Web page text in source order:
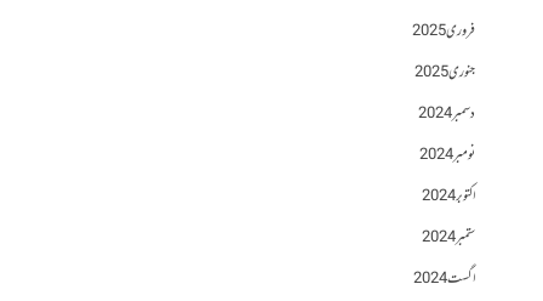
فروری 2025
جنوری 2025
دسمبر 2024
نومبر 2024
اکتوبر 2024
ستمبر 2024
اگست 2024